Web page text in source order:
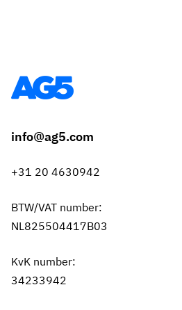
info@ag5.com
+31 20 4630942
BTW/VAT number:
NL825504417B03
KvK number:
34233942